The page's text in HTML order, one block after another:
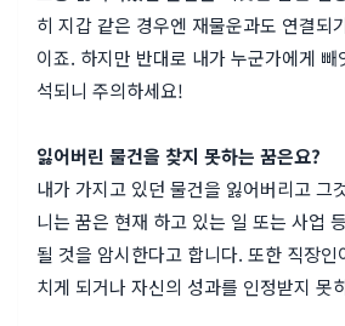
히 지갑 같은 경우엔 재물운과도 연결되
이죠. 하지만 반대로 내가 누군가에게
석되니 주의하세요!
잃어버린 물건을 찾지 못하는 꿈은요?
내가 가지고 있던 물건을 잃어버리고 그
니는 꿈은 현재 하고 있는 일 또는 사업
될 것을 암시한다고 합니다. 또한 직장
치게 되거나 자신의 성과를 인정받지 못